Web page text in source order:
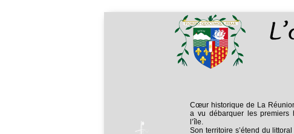
Cœur historique de La
a vu débarquer les premiers
l’île.
Son territoire s’étend du